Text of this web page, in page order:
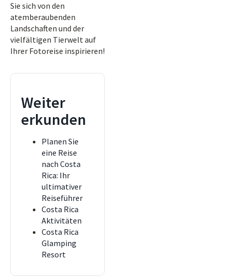
Sie sich von den
atemberaubenden
Landschaften und der
vielfältigen Tierwelt auf
Ihrer Fotoreise inspirieren!
Weiter
erkunden
Planen Sie
eine Reise
nach Costa
Rica: Ihr
ultimativer
Reiseführer
Costa Rica
Aktivitäten
Costa Rica
Glamping
Resort